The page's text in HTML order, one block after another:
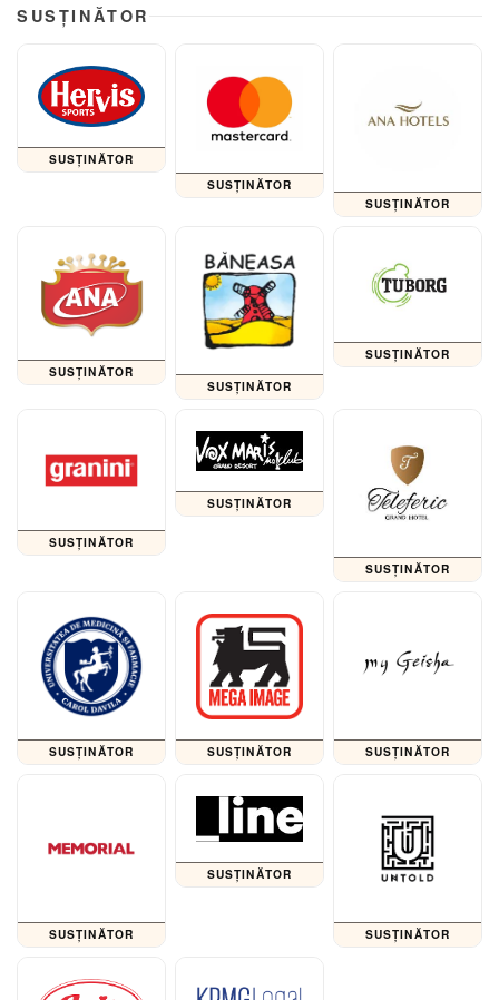
SUSȚINĂTOR
SUSȚINĂTOR
SUSȚINĂTOR
SUSȚINĂTOR
SUSȚINĂTOR
SUSȚINĂTOR
SUSȚINĂTOR
SUSȚINĂTOR
SUSȚINĂTOR
SUSȚINĂTOR
SUSȚINĂTOR SUSȚINĂTOR SUSȚINĂTOR
SUSȚINĂTOR
SUSȚINĂTOR
SUSȚINĂTOR